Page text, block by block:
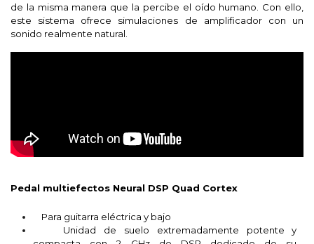
de la misma manera que la percibe el oído humano. Con ello,
este sistema ofrece simulaciones de amplificador con un
sonido realmente natural.
Pedal multiefectos Neural DSP Quad Cortex
Para guitarra eléctrica y bajo
Unidad de suelo extremadamente potente y